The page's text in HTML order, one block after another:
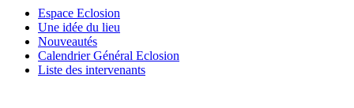
Espace Eclosion
Une idée du lieu
Nouveautés
Calendrier Général Eclosion
Liste des intervenants